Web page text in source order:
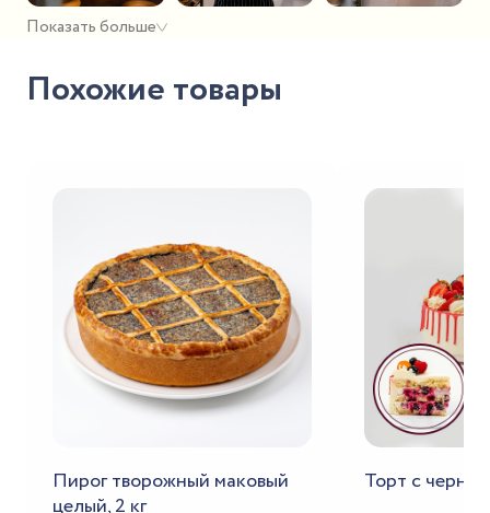
Показать больше
Похожие товары
Пирог творожный маковый
целый, 2 кг
Торт с